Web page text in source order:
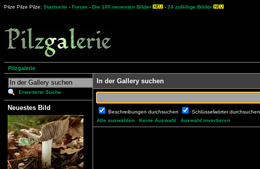
Pilze Pilze Pilze: Startseite - Forum - Die 100 neuesten Bilder - 24 zufällige Bilder
Pilzgalerie
Erweiterte Suche
Neuestes Bild
In der Gallery suchen
Beschreibungen durchsuchen Schlüsselwörter durchsuchen
Alle auswählen
Keine Auswahl Auswahl invertieren